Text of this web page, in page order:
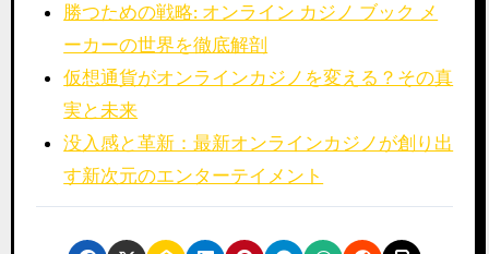
勝つための戦略: オンライン カジノ ブック メ
ーカーの世界を徹底解剖
仮想通貨がオンラインカジノを変える？その真
実と未来
没入感と革新：最新オンラインカジノが創り出
す新次元のエンターテイメント